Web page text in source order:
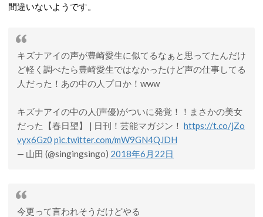
間違いないようです。
キズナアイの声が豊崎愛生に似てるなぁと思ってたんだけ
ど軽く調べたら豊崎愛生ではなかったけど声の仕事してる
人だった！あの中の人プロか！www
キズナアイの中の人(声優)がついに発覚！！まさかの美女
だった【春日望】 | 日刊！芸能マガジン！ https://t.co/jZo
vyx6Gz0 pic.twitter.com/mW9GN4QJDH
— 山田 (@singingsingo) 2018年6月22日
今更って言われそうだけどやる